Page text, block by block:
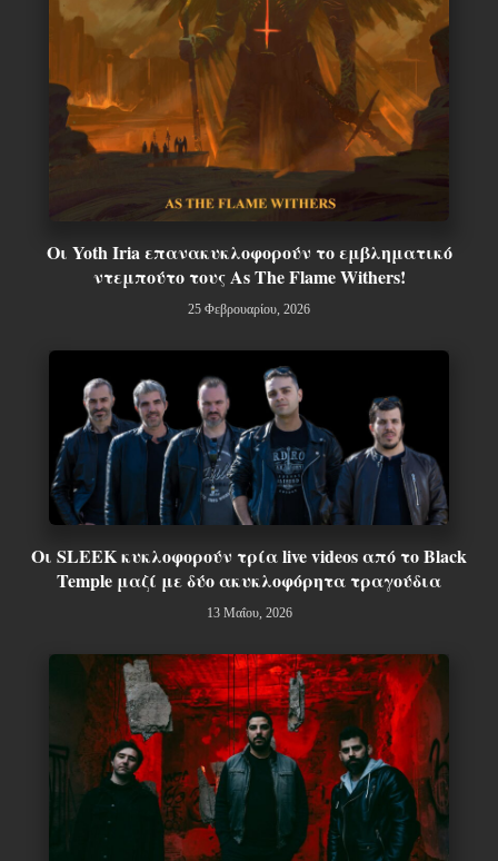
Οι Yoth Iria επανακυκλοφορούν το εμβληματικό
ντεμπούτο τους As The Flame Withers!
25 Φεβρουαρίου, 2026
Οι SLEEK κυκλοφορούν τρία live videos από το Black
Temple μαζί με δύο ακυκλοφόρητα τραγούδια
13 Μαΐου, 2026